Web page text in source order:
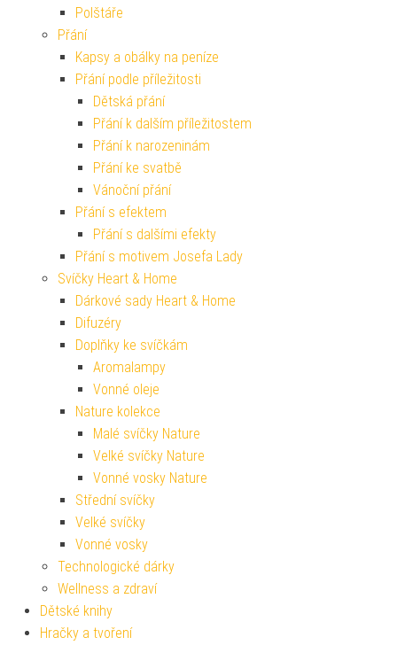
Polštáře
Přání
Kapsy a obálky na peníze
Přání podle příležitosti
Dětská přání
Přání k dalším příležitostem
Přání k narozeninám
Přání ke svatbě
Vánoční přání
Přání s efektem
Přání s dalšími efekty
Přání s motivem Josefa Lady
Svíčky Heart & Home
Dárkové sady Heart & Home
Difuzéry
Doplňky ke svíčkám
Aromalampy
Vonné oleje
Nature kolekce
Malé svíčky Nature
Velké svíčky Nature
Vonné vosky Nature
Střední svíčky
Velké svíčky
Vonné vosky
Technologické dárky
Wellness a zdraví
Dětské knihy
Hračky a tvoření